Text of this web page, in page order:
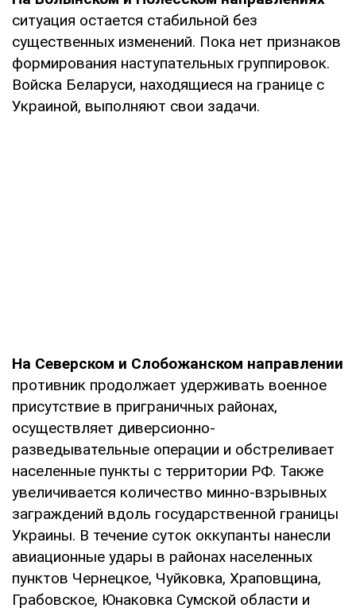
ситуация остается стабильной без
существенных изменений. Пока нет признаков
формирования наступательных группировок.
Войска Беларуси, находящиеся на границе с
Украиной, выполняют свои задачи.
На Северском и Слобожанском направлении
противник продолжает удерживать военное
присутствие в приграничных районах,
осуществляет диверсионно-
разведывательные операции и обстреливает
населенные пункты с территории РФ. Также
увеличивается количество минно-взрывных
заграждений вдоль государственной границы
Украины. В течение суток оккупанты нанесли
авиационные удары в районах населенных
пунктов Чернецкое, Чуйковка, Храповщина,
Грабовское, Юнаковка Сумской области и